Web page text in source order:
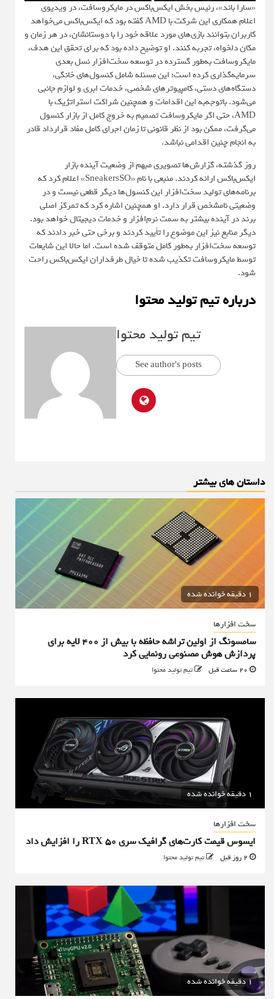
«سارا باند»، رئیس بخش ایکس‌باکس در مایکروسافت، در ویدیوی
اعلام همکاری این شرکت با AMD گفته بود که ایکس‌باکس می‌خواهد
کاربران بتوانند بازی‌های مورد علاقه خود را با دوستانشان، در هر زمان و
مکان دلخواه، تجربه کنند. او توضیح داده بود که برای تحقق این هدف،
مایکروسافت به‌طور گسترده در توسعه سخت‌افزار نسل بعدی
سرمایه‌گذاری کرده است؛ این مسئله شامل کنسول‌های خانگی،
دستگاه‌های دستی، کامپیوترهای شخصی، خدمات ابری و لوازم جانبی
می‌شود. باتوجه‌به این اقدامات و همچنین شراکت استراتژیک با
AMD، حتی اگر مایکروسافت تصمیم به خروج کامل از بازار کنسول
می‌گرفت، ممکن بود از نظر قانونی تا زمان اجرای کامل مفاد قرارداد قادر
به انجام چنین اقدامی نباشد.
روز گذشته، گزارش‌ها تصویری مبهم از وضعیت آینده بازار
ایکس‌باکس ارائه کردند. منبعی با نام «SneakersSO» اعلام کرد که
برنامه‌های تولید سخت‌افزار این کنسول‌ها دیگر قطعی نیست و در
وضعیتی نامشخص قرار دارد. او همچنین اشاره کرد که تمرکز اصلی
برند در آینده بیشتر به سمت نرم‌افزار و خدمات دیجیتال خواهد بود.
دیگر منابع نیز این موضوع را تأیید کردند و برخی حتی خبر دادند که
توسعه سخت‌افزار به‌طور کامل متوقف شده است. اما حالا این شایعات
توسط مایکروسافت تکذیب شده تا خیال طرفداران ایکس‌باکس راحت
شود.
درباره تیم تولید محتوا
تیم تولید محتوا
See author's posts
داستان های بیشتر
1 دقیقه خوانده شده
سخت افزارها
سامسونگ از اولین تراشه حافظه با بیش از ۴۰۰ لایه برای
پردازش هوش مصنوعی رونمایی کرد
تیم تولید محتوا
1 دقیقه خوانده شده
سخت افزارها
ایسوس قیمت کارت‌های گرافیک سری RTX 50 را افزایش داد
تیم تولید محتوا
1 دقیقه خوانده شده